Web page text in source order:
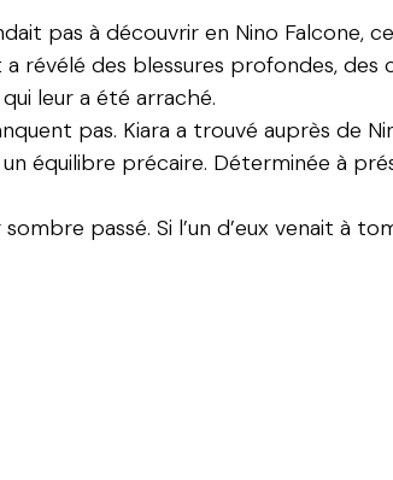
pas à découvrir en Nino Falcone,
révélé des blessures profondes, des
leur a été arraché.
pas. Kiara a trouvé auprès de
équilibre précaire. Déterminée à
passé. Si l’un d’eux venait à